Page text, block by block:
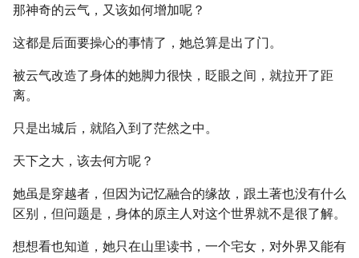
那神奇的云气，又该如何增加呢？
这都是后面要操心的事情了，她总算是出了门。
被云气改造了身体的她脚力很快，眨眼之间，就拉开了距
离。
只是出城后，就陷入到了茫然之中。
天下之大，该去何方呢？
她虽是穿越者，但因为记忆融合的缘故，跟土著也没有什么
区别，但问题是，身体的原主人对这个世界就不是很了解。
想想看也知道，她只在山里读书，一个宅女，对外界又能有